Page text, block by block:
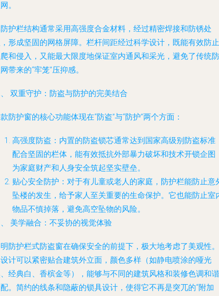
。
护栏结构通常采用高强度合金材料，经过精密焊接和防锈处
形成坚固的网格屏障。栏杆间距经过科学设计，既能有效防止
和侵入，又能最大限度地保证室内通风和采光，避免了传统防
带来的“牢笼”压抑感。
双重守护：防盗与防护的完美结合
防护窗的核心功能体现在“防盗”与“防护”两个方面：
高强度防盗 ：内置的防盗锁芯通常达到国家高级别防盗标准
配合坚固的栏体，能有效抵抗外部暴力破坏和技术开锁企图
为家庭财产和人身安全筑起坚实壁垒。
贴心安全防护 ：对于有儿童或老人的家庭，防护栏能防止意
坠楼的发生，给予家人至关重要的生命保护。它也能防止室
物品不慎掉落，避免高空坠物的风险。
美学融合：不妥协的视觉体验
防护栏式防盗窗在确保安全的前提下，极大地考虑了美观性。
计可以紧密贴合建筑外立面，颜色多样（如静电喷涂的哑光
经典白、香槟金等），能够与不同的建筑风格和装修色调和谐
。简约的线条和隐蔽的锁具设计，使得它不再是突兀的“附加